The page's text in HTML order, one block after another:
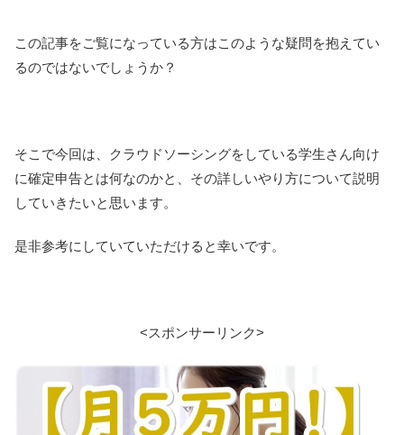
この記事をご覧になっている方はこのような疑問を抱えてい
るのではないでしょうか？
そこで今回は、クラウドソーシングをしている学生さん向け
に確定申告とは何なのかと、その詳しいやり方について説明
していきたいと思います。
是非参考にしていていただけると幸いです。
<スポンサーリンク>